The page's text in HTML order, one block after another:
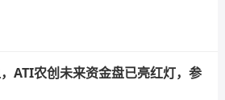
ATI农创未来资金盘已亮红灯，参